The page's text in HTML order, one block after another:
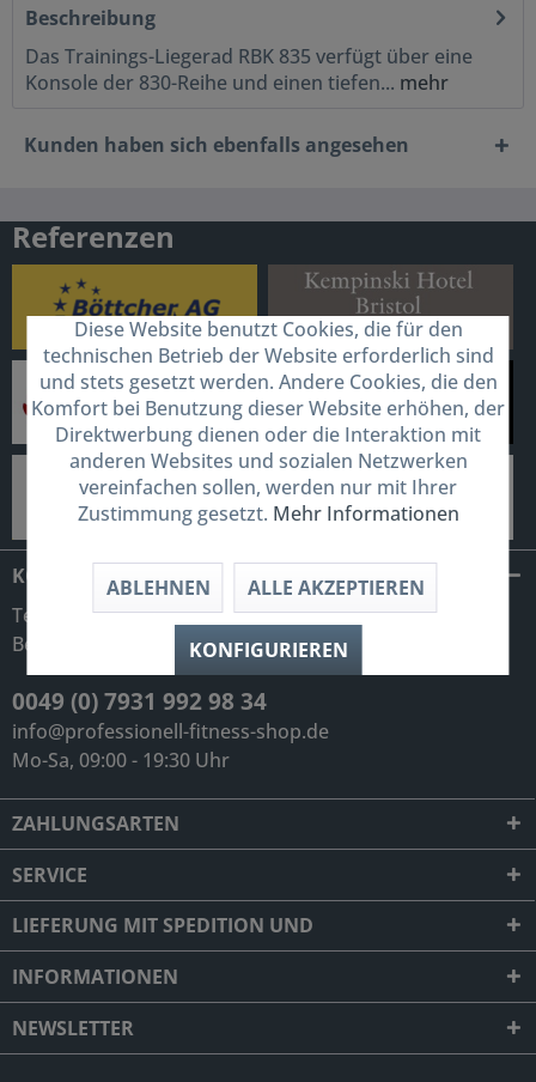
Beschreibung
Das Trainings-Liegerad RBK 835 verfügt über eine
Konsole der 830-Reihe und einen tiefen... mehr
Kunden haben sich ebenfalls angesehen
Referenzen
KONTAKT
Telefonische Unterstützung und
Beratung unter:
0049 (0) 7931 992 98 34
info@professionell-fitness-shop.de
Mo-Sa, 09:00 - 19:30 Uhr
ZAHLUNGSARTEN
SERVICE
LIEFERUNG MIT SPEDITION UND
INFORMATIONEN
NEWSLETTER
Diese Website benutzt Cookies, die für den
technischen Betrieb der Website erforderlich sind
und stets gesetzt werden. Andere Cookies, die den
Komfort bei Benutzung dieser Website erhöhen, der
Direktwerbung dienen oder die Interaktion mit
anderen Websites und sozialen Netzwerken
vereinfachen sollen, werden nur mit Ihrer
Zustimmung gesetzt. Mehr Informationen
ABLEHNEN ALLE AKZEPTIEREN
KONFIGURIEREN